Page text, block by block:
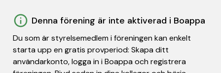
Denna förening är inte aktiverad i Boappa
Du som är styrelsemedlem i föreningen kan enkelt
starta upp en gratis provperiod: Skapa ditt
användarkonto, logga in i Boappa och registrera